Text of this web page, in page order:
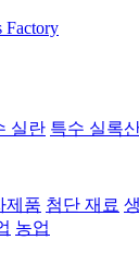
실란 특수 실록
제품 첨단 재료
농업